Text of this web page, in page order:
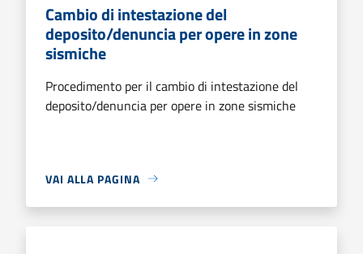
Cambio di intestazione del
deposito/denuncia per opere in zone
sismiche
Procedimento per il cambio di intestazione del
deposito/denuncia per opere in zone sismiche
VAI ALLA PAGINA